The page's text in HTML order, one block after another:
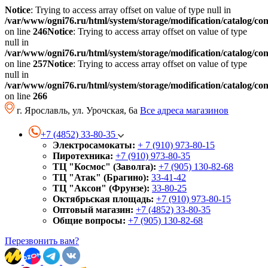
Notice: Trying to access array offset on value of type null in
/var/www/ogni76.ru/html/system/storage/modification/catalog/
on line 246Notice: Trying to access array offset on value of type
null in
/var/www/ogni76.ru/html/system/storage/modification/catalog/
on line 257Notice: Trying to access array offset on value of type
null in
/var/www/ogni76.ru/html/system/storage/modification/catalog/
on line 266
г. Ярославль, ул. Урочская, 6а Все адреса магазинов
+7 (4852) 33-80-35
Электросамокаты: + 7 (910) 973-80-15
Пиротехника: +7 (910) 973-80-35
ТЦ "Космос" (Заволга): +7 (905) 130-82-68
ТЦ "Атак" (Брагино): 33-41-42
ТЦ "Аксон" (Фрунзе): 33-80-25
Октябрьская площадь: +7 (910) 973-80-15
Оптовый магазин: +7 (4852) 33-80-35
Общие вопросы: +7 (905) 130-82-68
Перезвонить вам?